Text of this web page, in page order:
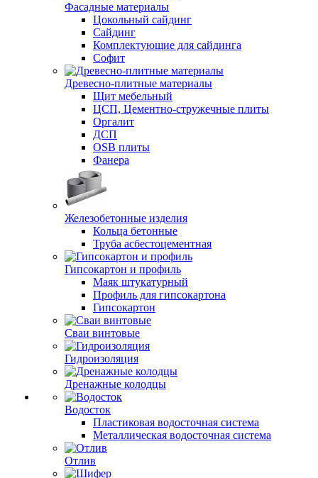
Фасадные материалы
Цокольный сайдинг
Сайдинг
Комплектующие для сайдинга
Софит
Древесно-плитные материалы
Щит мебельный
ЦСП, Цементно-стружечные плиты
Оргалит
ДСП
OSB плиты
Фанера
Железобетонные изделия
Кольца бетонные
Труба асбестоцементная
Гипсокартон и профиль
Маяк штукатурный
Профиль для гипсокартона
Гипсокартон
Сваи винтовые
Гидроизоляция
Дренажные колодцы
Водосток
Пластиковая водосточная система
Металлическая водосточная система
Отлив